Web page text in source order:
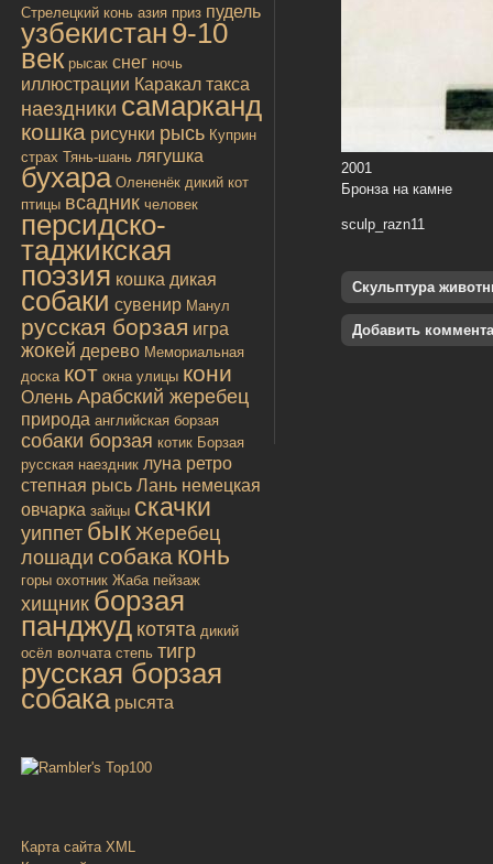
Стрелецкий конь азия приз пудель
узбекистан 9-10
век рысак снег ночь
иллюстрации Каракал такса
наездники самарканд
кошка рисунки рысь Куприн
страх Тянь-шань лягушка
бухара Олененёк дикий кот
птицы всадник человек
персидско-
таджикская
поэзия кошка дикая
собаки сувенир Манул
русская борзая игра
жокей дерево Мемориальная
доска кот окна улицы кони
Олень Арабский жеребец
природа английская борзая
собаки борзая котик Борзая
русская наездник луна ретро
степная рысь Лань немецкая
овчарка зайцы скачки
уиппет бык Жеребец
лошади собака конь
горы охотник Жаба пейзаж
хищник борзая
панджуд котята дикий
осёл волчата степь тигр
русская борзая
собака рысята
Карта сайта XML
2001
Бронза на камне
sculp_razn11
Скульптура
Добавить